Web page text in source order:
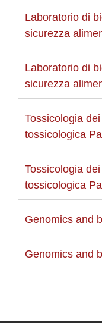
Laboratorio di
sicurezza
Laboratorio di
sicurezza
Tossicologia
tossicologica
Tossicologia
tossicologica
Genomics and
Genomics and